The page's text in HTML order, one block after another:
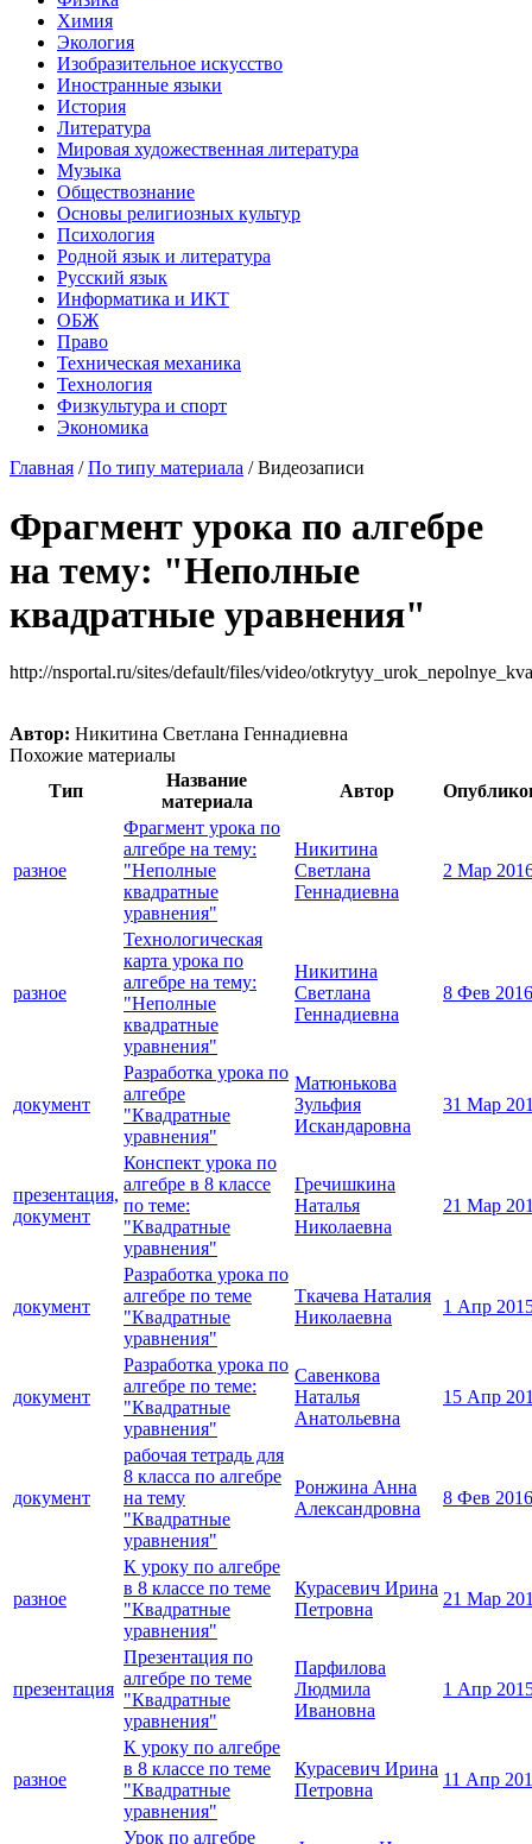
Химия
Экология
Изобразительное искусство
Иностранные языки
История
Литература
Мировая художественная литература
Музыка
Обществознание
Основы религиозных культур
Психология
Родной язык и литература
Русский язык
Информатика и ИКТ
ОБЖ
Право
Техническая механика
Технология
Физкультура и спорт
Экономика
Главная /По типу материала /Видеозаписи
Фрагмент урока по алгебре
на тему: "Неполные
квадратные уравнения"
http://nsportal.ru/sites/default/files/video/
Автор: Никитина Светлана Геннадиевна
Похожие материалы
Тип
Название
материала
Автор
разное
Фрагмент урока по
алгебре на тему:
"Неполные
квадратные
уравнения"
Никитина
Светлана
Геннадиевна
2 Мар
разное
Технологическая
карта урока по
алгебре на тему:
"Неполные
квадратные
уравнения"
Никитина
Светлана
Геннадиевна
8 Фев 2016
документ
Разработка урока по
алгебре
"Квадратные
уравнения"
Матюнькова
Зульфия
Искандаровна
31 Мар
презентация,
документ
Конспект урока по
алгебре в 8 классе
по теме:
"Квадратные
уравнения"
Гречишкина
Наталья
Николаевна
21 Мар
документ
Разработка урока по
алгебре по теме
"Квадратные
уравнения"
Ткачева Наталия
Николаевна
1 Апр
документ
Разработка урока по
алгебре по теме:
"Квадратные
уравнения"
Савенкова
Наталья
Анатольевна
15 Апр
документ
рабочая тетрадь для
8 класса по алгебре
на тему
"Квадратные
уравнения"
Ронжина Анна
Александровна
8 Фев 2016
разное
К уроку по алгебре
в 8 классе по теме
"Квадратные
уравнения"
Курасевич Ирина
Петровна
21 Мар
презентация
Презентация по
алгебре по теме
"Квадратные
уравнения"
Парфилова
Людмила
Ивановна
1 Апр
разное
К уроку по алгебре
в 8 классе по теме
"Квадратные
уравнения"
Курасевич Ирина
Петровна
11 Апр
Урок по алгебре